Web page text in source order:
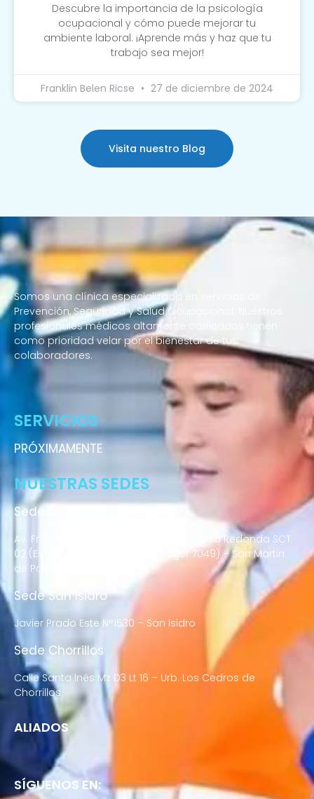
Descubre la importancia de la psicología
ocupacional y cómo puede mejorar tu
ambiente laboral. ¡Aprende más y haz que tu
trabajo sea mejor!
Franklin Belen Ricse 27 de diciembre de 2024
Visita nuestro Blog
Somos una clínica especializada en servicios de
Prevención, Seguridad y Salud Ocupacional. Nuestros
profesionales médicos altamente calificados tienen
como prioridad velar por el bienestar de tus
colaboradores.
Enfermeras a domicilio
NUESTRAS SEDES
Sede San Martín de Porres
Av. Francisco Bolognesi Nro. 101 Urb. Mesa Redonda SCT
02 (Esquina con Av. Gerardo Unger 7049) – San Martin
de Porres
Sede San Isidro
Javier Prado Este N°1530 – San Isidro
Sede Chorrillos
Calle Santa Inés Mz D3 Lt 16 – Urb. Los Cedros de
Chorrillos
SERVICIOS
PRÓXIMAMENTE
ALIADOS
SÍGUENOS EN: